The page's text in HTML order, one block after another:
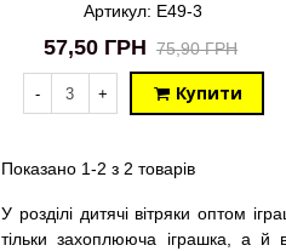
Артикул: E49-3
57,50 ГРН 75,90 ГРН
- + Купити
Показано 1-2 з 2 товарів
У розділі дитячі вітряки оптом
тільки захоплююча іграшка, а й